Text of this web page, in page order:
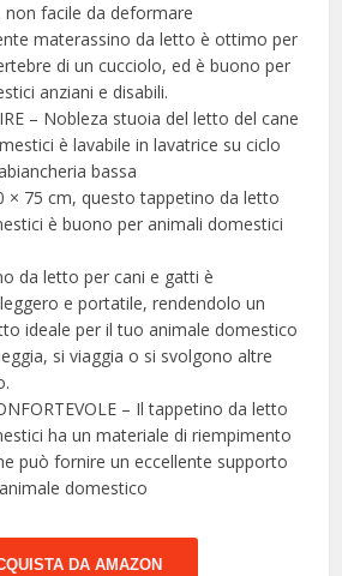
non facile da deformare
materassino da letto è ottimo per
di un cucciolo, ed è buono per
anziani e disabili.
– Nobleza stuoia del letto del cane
è lavabile in lavatrice su ciclo
bassa
× 75 cm, questo tappetino da letto
è buono per animali domestici
da letto per cani e gatti è
e portatile, rendendolo un
ideale per il tuo animale domestico
si viaggia o si svolgono altre
– Il tappetino da letto
ha un materiale di riempimento
può fornire un eccellente supporto
domestico
DA AMAZON